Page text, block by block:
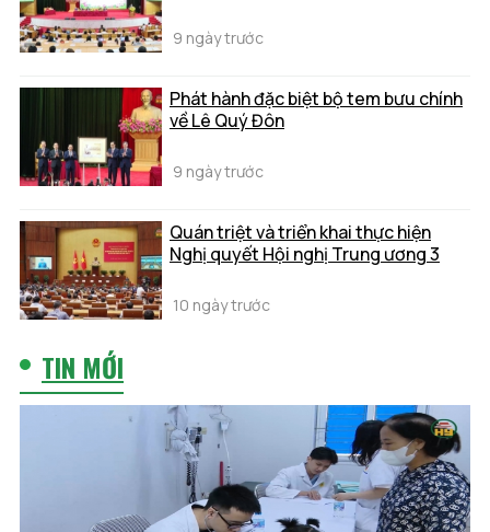
9 ngày trước
Phát hành đặc biệt bộ tem bưu chính
về Lê Quý Đôn
9 ngày trước
Quán triệt và triển khai thực hiện
Nghị quyết Hội nghị Trung ương 3
10 ngày trước
TIN MỚI